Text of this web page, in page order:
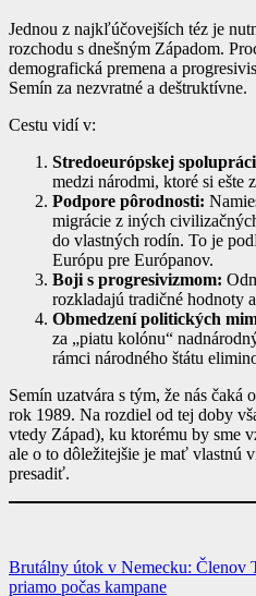
Jednou z najkľúčovejších téz je
rozchodu s dnešným Západom.
demografická premena a
Semín za nezvratné a deštruktívne.
Cestu vidí v:
Stredoeurópskej
medzi národmi, ktoré si ešte
Podpore pôrodnosti:
migrácie z iných
do vlastných rodín. To je
Európu pre Európanov.
Boji s progresivizmom:
rozkladajú tradičné hodnoty
Obmedzení politických
za „piatu kolónu“
rámci národného štátu
Semín uzatvára s tým, že nás čaká
rok 1989. Na rozdiel od tej doby
vtedy Západ), ku ktorému by sme
ale o to dôležitejšie je mať vlastnú
presadiť.
Navigácia
Brutálny útok v Nemecku: Členov
priamo počas kampane